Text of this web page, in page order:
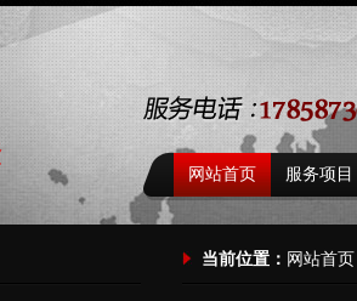
网站首页 服务项目
当前位置： 网站首页